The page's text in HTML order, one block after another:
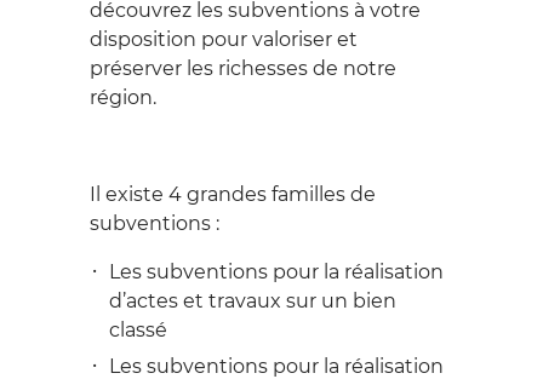
découvrez les subventions à votre
disposition pour valoriser et
préserver les richesses de notre
région.
Il existe 4 grandes familles de
subventions :
Les subventions pour la réalisation
d’actes et travaux sur un bien
classé
Les subventions pour la réalisation